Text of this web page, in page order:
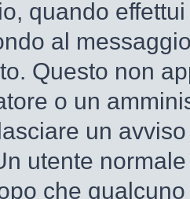
quando
al
Questo non
o un
un
utente
che